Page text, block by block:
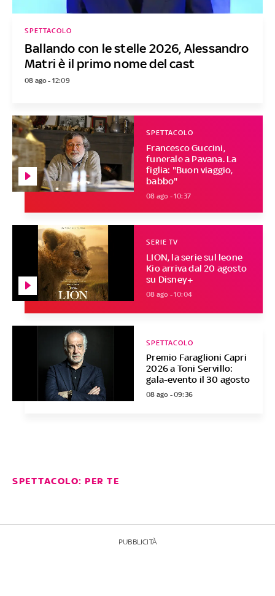
Ballando con le stelle 2026, Alessandro
Matri è il primo nome del cast
SPETTACOLO
08 ago - 12:09
Francesco Guccini,
funerale a Pavana. La
figlia: "Buon viaggio,
babbo"
SPETTACOLO
08 ago - 10:37
LION, la serie sul leone
Kio arriva dal 20 agosto
su Disney+
SERIE TV
08 ago - 10:04
Premio Faraglioni Capri
2026 a Toni Servillo:
gala-evento il 30 agosto
SPETTACOLO
08 ago - 09:36
SPETTACOLO: PER TE
PUBBLICITÀ